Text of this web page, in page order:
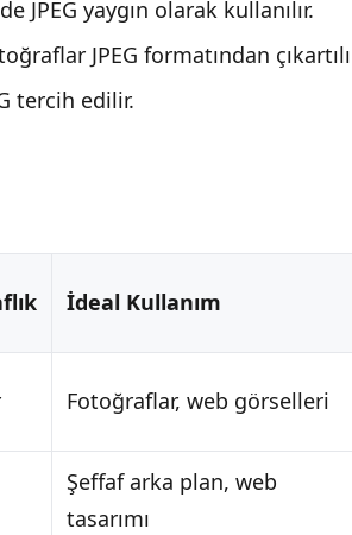
yaygın olarak kullanılır.
JPEG formatından
tercih edilir.
İdeal Kullanım
Fotoğraflar, web görselleri
Şeffaf arka plan, web
tasarımı